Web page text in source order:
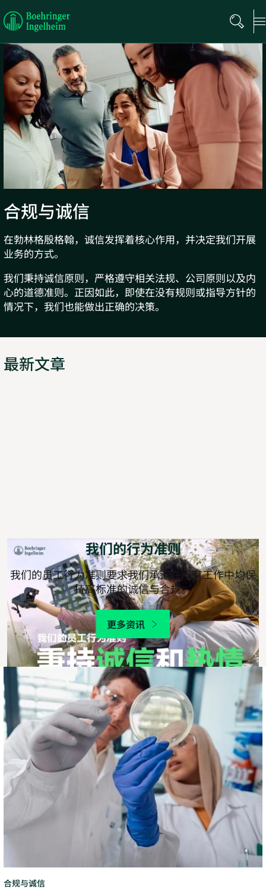
Boehringer
Ingelheim
合规与诚信
在勃林格殷格翰，诚信发挥着核心作用，并决定我们开展
业务的方式。
我们秉持诚信原则，严格遵守相关法规、公司原则以及内
心的道德准则。正因如此，即使在没有规则或指导方针的
情况下，我们也能做出正确的决策。
最新文章
我们的行为准则
我们的员工行为准则要求我们承诺在所有工作中均保
持高标准的诚信与合规。
更多资讯
应
商
行
为
准
则
合规与诚信